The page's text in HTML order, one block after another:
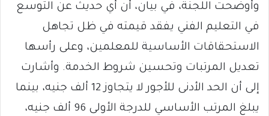
وأوضحت اللجنة، في بيان، أن أي حديث عن التوسع
في التعليم الفني يفقد قيمته في ظل تجاهل
الاستحقاقات الأساسية للمعلمين، وعلى رأسها
تعديل المرتبات وتحسين شروط الخدمة. وأشارت
إلى أن الحد الأدنى للأجور لا يتجاوز 12 ألف جنيه، بينما
يبلغ المرتب الأساسي للدرجة الأولى 96 ألف جنيه،